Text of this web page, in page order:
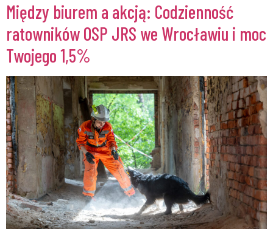
Między biurem a akcją: Codzienność
ratowników OSP JRS we Wrocławiu i moc
Twojego 1,5%